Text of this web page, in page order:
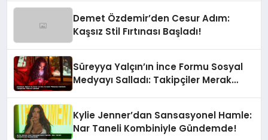
Demet Özdemir’den Cesur Adım:
Kaşsız Stil Fırtınası Başladı!
Süreyya Yalçın’ın İnce Formu Sosyal
Medyayı Salladı: Takipçiler Merak
Kylie Jenner’dan Sansasyonel Hamle:
Nar Taneli Kombiniyle Gündemde!